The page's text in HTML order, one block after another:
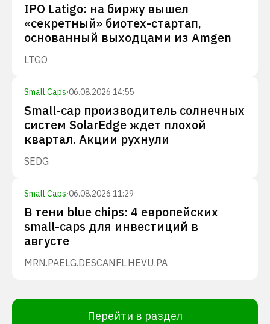
IPO Latigo: на биржу вышел
«секретный» биотех-стартап,
основанный выходцами из Amgen
LTGO
Small Caps·06.08.2026 14:55
Small-cap производитель солнечных
систем SolarEdge ждет плохой
квартал. Акции рухнули
SEDG
Small Caps·06.08.2026 11:29
В тени blue chips: 4 европейских
small-caps для инвестиций в
августе
MRN.PAELG.DESCANFL.HEVU.PA
Перейти в раздел